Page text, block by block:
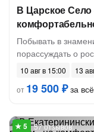
В Царское Село
Побывать в
порассуждать о
10 авг в 15:00
13
от 19 500 ₽за
57 отзывов